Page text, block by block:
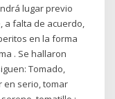
lugar previo
a falta de acuerdo,
en la forma
. Se hallaron
Tomado,
en serio, tomar